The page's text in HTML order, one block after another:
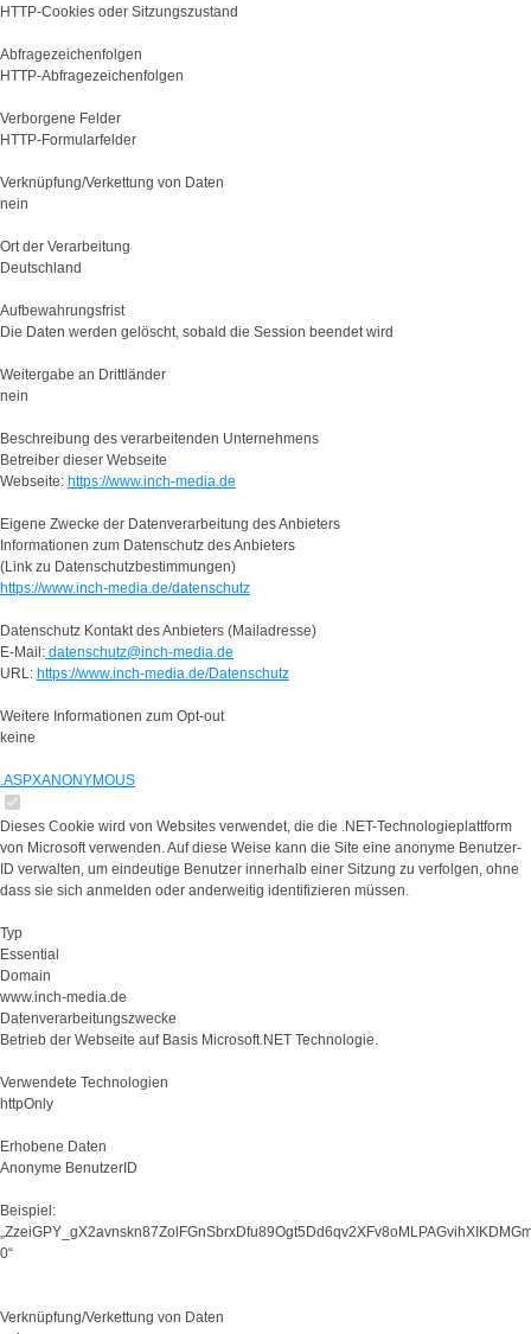
HTTP-Cookies oder Sitzungszustand
Abfragezeichenfolgen
HTTP-Abfragezeichenfolgen
Verborgene Felder
HTTP-Formularfelder
Verknüpfung/Verkettung von Daten
nein
Ort der Verarbeitung
Deutschland
Aufbewahrungsfrist
Die Daten werden gelöscht, sobald die Session beendet wird
Weitergabe an Drittländer
nein
Beschreibung des verarbeitenden Unternehmens
Betreiber dieser Webseite
Webseite: https://www.inch-media.de
Eigene Zwecke der Datenverarbeitung des Anbieters
Informationen zum Datenschutz des Anbieters
(Link zu Datenschutzbestimmungen)
https://www.inch-media.de/datenschutz
Datenschutz Kontakt des Anbieters (Mailadresse)
E-Mail: datenschutz@inch-media.de
URL: https://www.inch-media.de/Datenschutz
Weitere Informationen zum Opt-out
keine
.ASPXANONYMOUS
Dieses Cookie wird von Websites verwendet, die die .NET-Technologieplattform
von Microsoft verwenden. Auf diese Weise kann die Site eine anonyme Benutzer-
ID verwalten, um eindeutige Benutzer innerhalb einer Sitzung zu verfolgen, ohne
dass sie sich anmelden oder anderweitig identifizieren müssen.
Typ
Essential
Domain
www.inch-media.de
Datenverarbeitungszwecke
Betrieb der Webseite auf Basis Microsoft.NET Technologie.
Verwendete Technologien
httpOnly
Erhobene Daten
Anonyme BenutzerID
Beispiel:
0“
Verknüpfung/Verkettung von Daten